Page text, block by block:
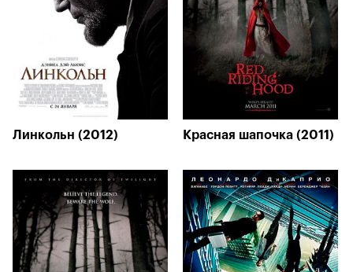
Линкольн (2012) Красная шапочка (2011)